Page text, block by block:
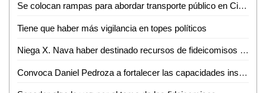
Se colocan rampas para abordar transporte público en Ciclovía Carranza
Tiene que haber más vigilancia en topes políticos
Niega X. Nava haber destinado recursos de fideicomisos federales para abatir la pandemia en la capital
Convoca Daniel Pedroza a fortalecer las capacidades institucionales y financieras para hacer frente a los desafíos presupuestales